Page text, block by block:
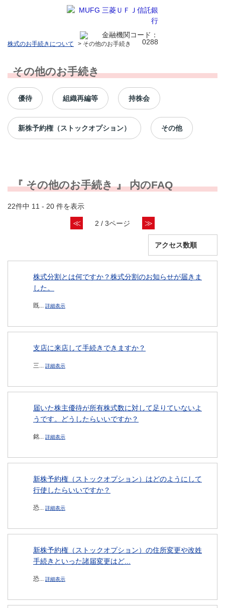
株式のお手続きについて > その他のお手続き
その他のお手続き
優待 組織再編等 持株会
新株予約権（ストックオプション） その他
『 その他のお手続き 』 内のFAQ
22件中 11 - 20 件を表示
≪ 2 / 3ページ ≫
株式分割とは何ですか？株式分割のお知らせが届きま
した。
既... 詳細表示
支店に来店して手続きできますか？
三... 詳細表示
届いた株主優待が所有株式数に対して足りていないよ
うです。どうしたらいいですか？
銘... 詳細表示
新株予約権（ストックオプション）はどのようにして
行使したらいいですか？
恐... 詳細表示
新株予約権（ストックオプション）の住所変更や改姓
手続きといった諸届変更はど...
恐... 詳細表示